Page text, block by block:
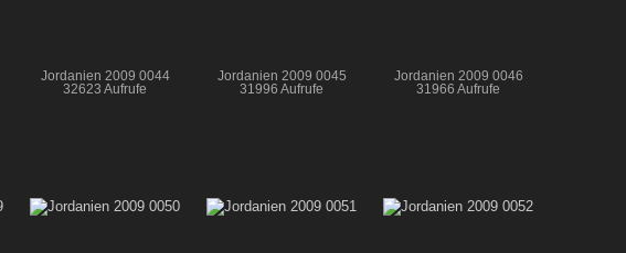
Jordanien 2009 0044
32623 Aufrufe
Jordanien 2009 0045
31996 Aufrufe
Jordanien 2009 0046
31966 Aufrufe